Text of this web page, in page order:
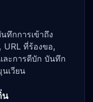
ทึกการเข้าถึง
URL ที่ร้องขอ,
ละการดีบัก บันทึก
นเวียน
น